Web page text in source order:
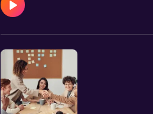
platform dagangan yang kukuh, cuba